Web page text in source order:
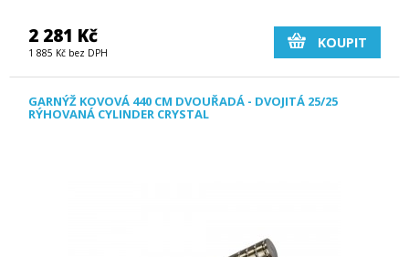
2 281 Kč
1 885 Kč bez DPH
KOUPIT
GARNÝŽ KOVOVÁ 440 CM DVOUŘADÁ - DVOJITÁ 25/25
RÝHOVANÁ CYLINDER CRYSTAL